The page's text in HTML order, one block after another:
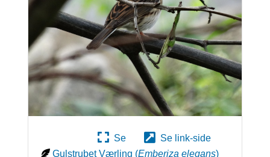
Se
Se link-side
Gulstrubet Værling (Emberiza elegans)